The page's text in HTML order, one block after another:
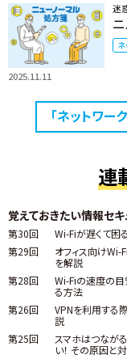
2025.11.11
迷
ネ
「ネットワー
連
覚えておきたい情報セ
第30回 Wi-Fiが遅くて困
第29回
オフィス向けWi-
を解説
第28回
Wi-Fiの速度の目
る方法
第26回
VPNを利用する
説
第25回
スマホはつなが
い！ その原因と